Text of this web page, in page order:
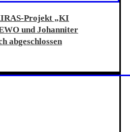
Projekt „KI
und Johanniter
abgeschlossen